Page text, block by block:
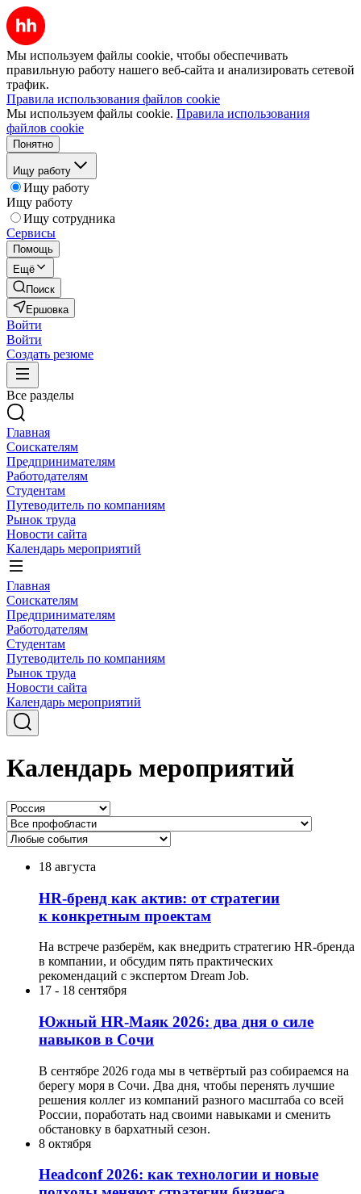
Мы используем файлы cookie, чтобы обеспечивать
правильную работу нашего веб-сайта и анализировать сетевой
трафик.
Правила использования файлов cookie
Мы используем файлы cookie. Правила использования
файлов cookie
Понятно
Ищу работу
Ищу работу
Ищу работу
Ищу сотрудника
Сервисы
Помощь
Ещё
Поиск
Ершовка
Войти
Войти
Создать резюме
Все разделы
Главная
Соискателям
Предпринимателям
Работодателям
Студентам
Путеводитель по компаниям
Рынок труда
Новости сайта
Календарь мероприятий
Главная
Соискателям
Предпринимателям
Работодателям
Студентам
Путеводитель по компаниям
Рынок труда
Новости сайта
Календарь мероприятий
Календарь мероприятий
18 августа
HR-бренд как актив: от стратегии
к конкретным проектам
На встрече разберём, как внедрить стратегию HR-бренда
в компании, и обсудим пять практических
рекомендаций с экспертом Dream Job.
17 - 18 сентября
Южный HR-Маяк 2026: два дня о силе
навыков в Сочи
В сентябре 2026 года мы в четвёртый раз собираемся на
берегу моря в Сочи. Два дня, чтобы перенять лучшие
решения коллег из компаний разного масштаба со всей
России, поработать над своими навыками и сменить
обстановку в бархатный сезон.
8 октября
Headсonf 2026: как технологии и новые